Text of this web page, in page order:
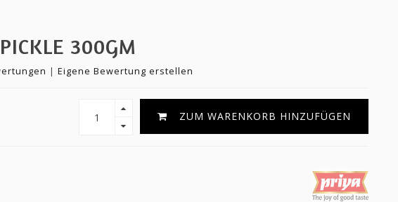
300GM
| Eigene Bewertung erstellen
ZUM WARENKORB HINZUFÜGEN